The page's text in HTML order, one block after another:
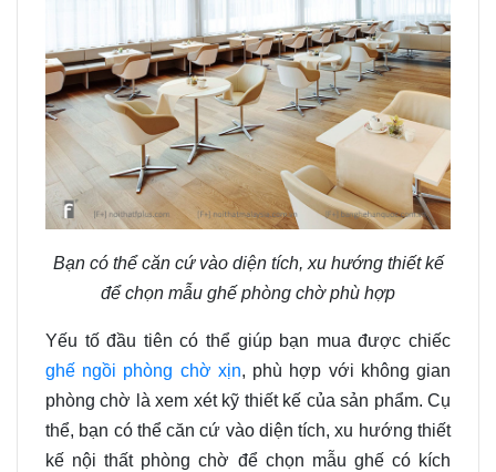
Bạn có thể căn cứ vào diện tích, xu hướng thiết kế
để chọn mẫu ghế phòng chờ phù hợp
Yếu tố đầu tiên có thể giúp bạn mua được chiếc
ghế ngồi phòng chờ xịn, phù hợp với không gian
phòng chờ là xem xét kỹ thiết kế của sản phẩm. Cụ
thể, bạn có thể căn cứ vào diện tích, xu hướng thiết
kế nội thất phòng chờ để chọn mẫu ghế có kích